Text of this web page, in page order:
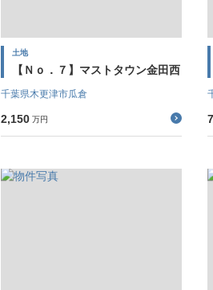
土地
【Ｎｏ．７】マストタウン金田西
千葉県木更津市瓜倉
2,150 万円